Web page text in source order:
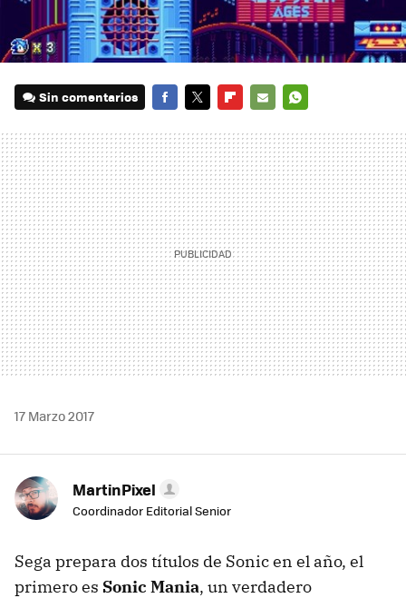
Sin comentarios
MAIL
17 Marzo 2017
MartinPixel
Coordinador Editorial Senior
Sega prepara dos títulos de Sonic en el año, el
primero es Sonic Mania, un verdadero